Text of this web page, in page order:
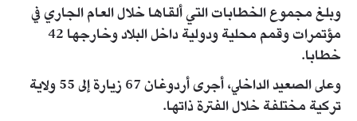
وبلغ مجموع الخطابات التي ألقاها خلال العام الجاري في
مؤتمرات وقمم محلية ودولية داخل البلاد وخارجها 42
خطابا.
وعلى الصعيد الداخلي، أجرى أردوغان 67 زيارة إلى 55 ولاية
تركية مختلفة خلال الفترة ذاتها.